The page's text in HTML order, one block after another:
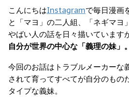
こんにちはInstagramで毎日漫画
と「マヨ」の二人組、「ネギマヨ
やばい人の話を日々描いていますが
自分が世界の中心な「義理の妹」。
今回のお話はトラブルメーカーな
されて育ってすべてが自分のもの
タイプな義妹。